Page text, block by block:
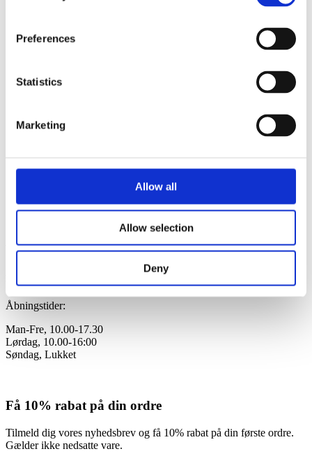
Preferences
Statistics
Marketing
Allow all
Allow selection
Deny
Sale
Baum und Pferdgarten
Vores butik
Åbningstider:
Man-Fre, 10.00-17.30
Lørdag, 10.00-16:00
Søndag, Lukket
Få 10% rabat på din ordre
Tilmeld dig vores nyhedsbrev og få 10% rabat på din første ordre.
Gælder ikke nedsatte vare.